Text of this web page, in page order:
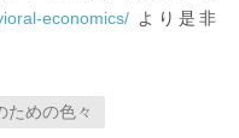
economics/ より是非
ための色々